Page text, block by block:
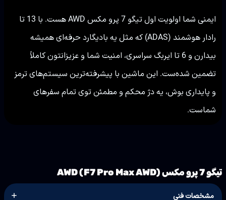
ایمنی شما اولویت اول تیگو 7 پرو مکس AWD هست. با 13 تا
رادار هوشمند (ADAS) که مثل یه بادیگارد حرفه‌ای همیشه
بیدارن و 6 تا ایربگ سراسری، امنیت شما و عزیزانتون کاملاً
تضمین شده‌ست. این ماشین با پیشرفته‌ترین سیستم‌های ترمز
و پایداری بوش، یه دژ محکم و مطمئن توی تمام سفرهای
شماست.
تیگو 7 پرو مکس AWD (F7 Pro Max AWD)
مشخصات فنی